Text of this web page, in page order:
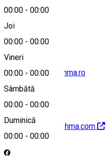
00:00 - 00:00
Joi
00:00 - 00:00
Vineri
00:00 - 00:00
Sâmbătă
00:00 - 00:00
Duminică
00:00 - 00:00
rezervari@hotelohma.ro
http://www.hotelohma.com